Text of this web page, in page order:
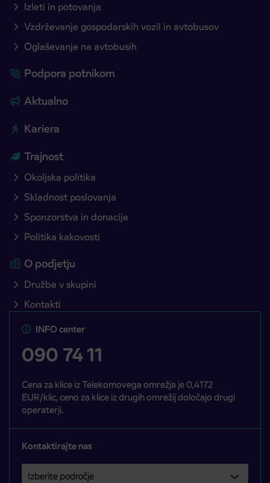
Izleti in potovanja
Vzdrževanje gospodarskih vozil in avtobusov
Oglaševanje na avtobusih
Podpora potnikom
Aktualno
Kariera
Trajnost
Okoljska politika
Skladnost poslovanja
Sponzorstva in donacije
Politika kakovosti
O podjetju
Družbe v skupini
Kontakti
INFO center
090 74 11
Cena za klice iz Telekomovega omrežja je 0,4172
EUR/klic, ceno za klice iz drugih omrežij določajo drugi
operaterji.
Kontaktirajte nas
Izberite področje
Področje je obvezno izbrati.